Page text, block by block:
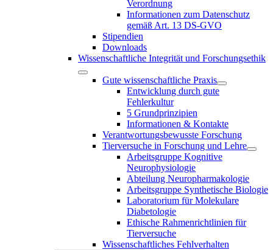
Verordnung
Informationen zum Datenschutz
gemäß Art. 13 DS-GVO
Stipendien
Downloads
Wissenschaftliche Integrität und Forschungsethik
Gute wissenschaftliche Praxis
Entwicklung durch gute
Fehlerkultur
5 Grundprinzipien
Informationen & Kontakte
Verantwortungsbewusste Forschung
Tierversuche in Forschung und Lehre
Arbeitsgruppe Kognitive
Neurophysiologie
Abteilung Neuropharmakologie
Arbeitsgruppe Synthetische Biologie
Laboratorium für Molekulare
Diabetologie
Ethische Rahmenrichtlinien für
Tierversuche
Wissenschaftliches Fehlverhalten